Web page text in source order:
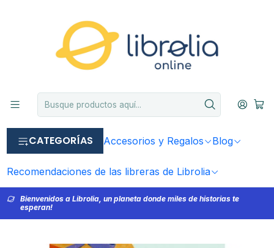
CATEGORÍAS Accesorios y Regalos Blog
Recomendaciones de las libreras de Librolia
Bienvenidos a Librolia, un planeta donde miles de historias te
esperan!